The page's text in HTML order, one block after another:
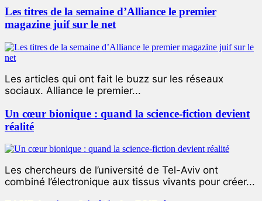
Les titres de la semaine d’Alliance le premier
magazine juif sur le net
Les articles qui ont fait le buzz sur les réseaux
sociaux. Alliance le premier...
Un cœur bionique : quand la science-fiction devient
réalité
Les chercheurs de l’université de Tel-Aviv ont
combiné l’électronique aux tissus vivants pour créer...